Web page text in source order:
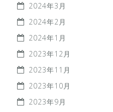
2024年3月
2024年2月
2024年1月
2023年12月
2023年11月
2023年10月
2023年9月